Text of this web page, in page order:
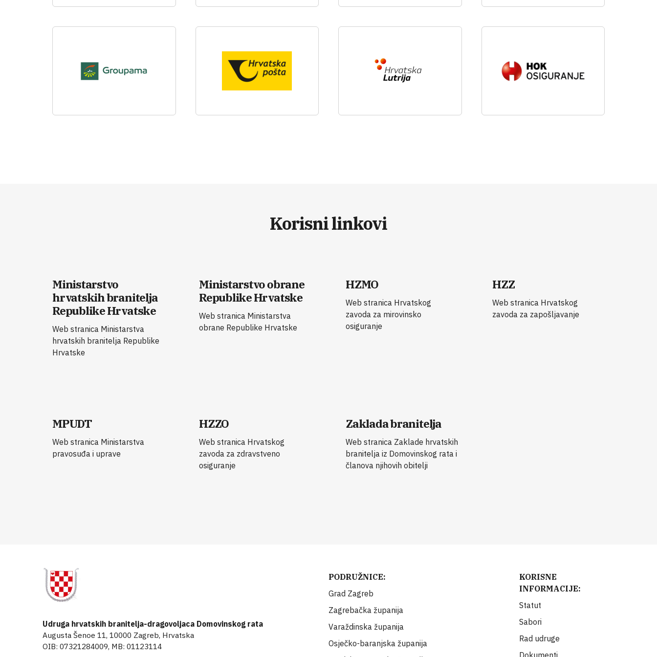
Korisni linkovi
Ministarstvo
hrvatskih branitelja
Republike Hrvatske
Web stranica Ministarstva
hrvatskih branitelja Republike
Hrvatske
Ministarstvo obrane
Republike Hrvatske
Web stranica Ministarstva
obrane Republike Hrvatske
HZMO
Web stranica Hrvatskog
zavoda za mirovinsko
osiguranje
HZZ
Web stranica Hrvatskog
zavoda za zapošljavanje
MPUDT
Web stranica Ministarstva
pravosuđa i uprave
HZZO
Web stranica Hrvatskog
zavoda za zdravstveno
osiguranje
Zaklada branitelja
Web stranica Zaklade hrvatskih
branitelja iz Domovinskog rata i
članova njihovih obitelji
Udruga hrvatskih branitelja-dragovoljaca Domovinskog rata
Augusta Šenoe 11, 10000 Zagreb, Hrvatska
OIB: 07321284009, MB: 01123114
PODRUŽNICE:
Grad Zagreb
Zagrebačka županija
Varaždinska županija
Osječko-baranjska županija
KORISNE
INFORMACIJE:
Statut
Sabori
Rad udruge